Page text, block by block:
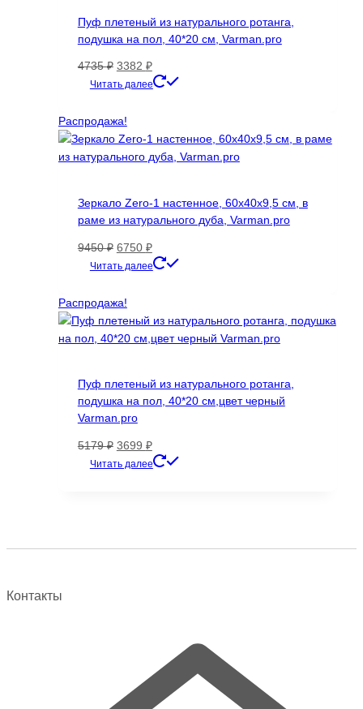
выбрать
на
Пуф плетеный из натурального ротанга,
подушка на пол, 40*20 см, Varman.pro
4735₽ Первоначальная
цена
4735 ₽.
3382 ₽Текущая
цена:
Читать далее
Распродажа!
Зеркало Zero-1 настенное, 60х40х9,5 см, в
раме из натурального дуба, Varman.pro
9450₽ Первоначальная
цена
9450 ₽.
6750 ₽Текущая
цена:
Читать далее
Распродажа!
Пуф плетеный из натурального ротанга,
подушка на пол, 40*20 см,цвет черный
Varman.pro
5179₽ Первоначальная
цена
3699 ₽Текущая
цена:
Читать далее
Контакты